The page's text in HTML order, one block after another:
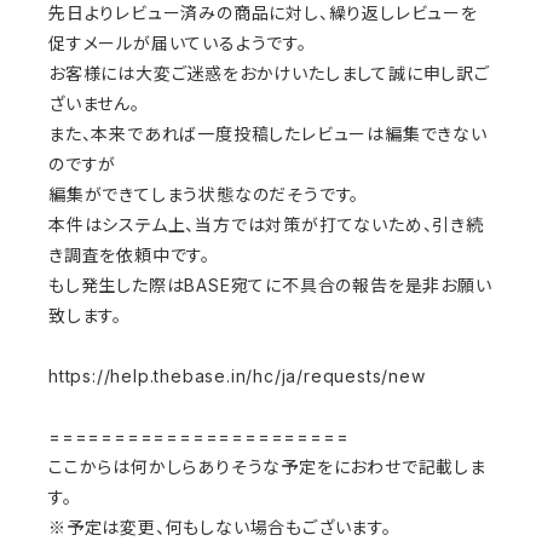
先日よりレビュー済みの商品に対し、繰り返しレビューを
促すメールが届いているようです。
お客様には大変ご迷惑をおかけいたしまして誠に申し訳ご
ざいません。
また、本来であれば一度投稿したレビューは編集できない
のですが
編集ができてしまう状態なのだそうです。
本件はシステム上、当方では対策が打てないため、引き続
き調査を依頼中です。
もし発生した際はBASE宛てに不具合の報告を是非お願い
致します。
https://help.thebase.in/hc/ja/requests/new
=======================
ここからは何かしらありそうな予定をにおわせで記載しま
す。
※予定は変更、何もしない場合もございます。